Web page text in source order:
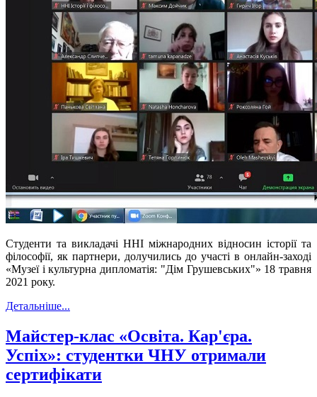
Студенти та викладачі ННІ міжнародних відносин історії та
філософії, як партнери, долучились до участі в онлайн-заході
«Музеї і культурна дипломатія: "Дім Грушевських"» 18 травня
2021 року.
Детальніше...
Майстер-клас «Освіта. Кар'єра.
Успіх»: студентки ЧНУ отримали
сертифікати